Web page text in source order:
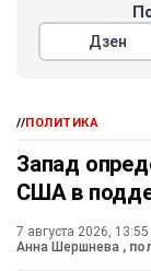
Дзен
//ПОЛИТИКА
Запад
США в
7 августа 2026, 13:55
Анна Шершнева ,